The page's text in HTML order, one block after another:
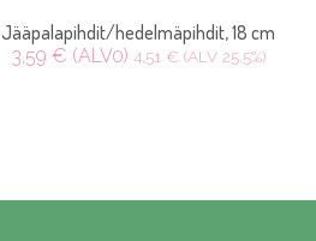
Jääpalapihdit/hedelmäpihdit, 18 cm
3,59 € (ALV0) 4,51 € (ALV 25.5%)